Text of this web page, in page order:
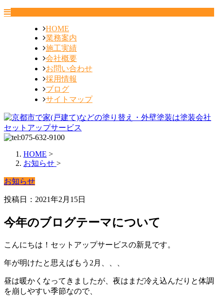
HOME
業務案内
施工実績
会社概要
お問い合わせ
採用情報
ブログ
サイトマップ
HOME >
お知らせ >
お知らせ
投稿日：2021年2月15日
今年のブログテーマについて
こんにちは！セットアップサービスの新見です。
年が明けたと思えばもう2月、、、
昼は暖かくなってきましたが、夜はまだ冷え込んだりと体調
を崩しやすい季節なので、